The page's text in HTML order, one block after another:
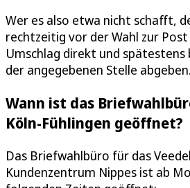
Wer es also etwa nicht schafft,
rechtzeitig vor der Wahl zur
Umschlag direkt und spätestens
der angegebenen Stelle abgeben.
Wann ist das
Köln-Fühlingen geöffnet?
Das Briefwahlbüro für das
Kundenzentrum Nippes ist ab